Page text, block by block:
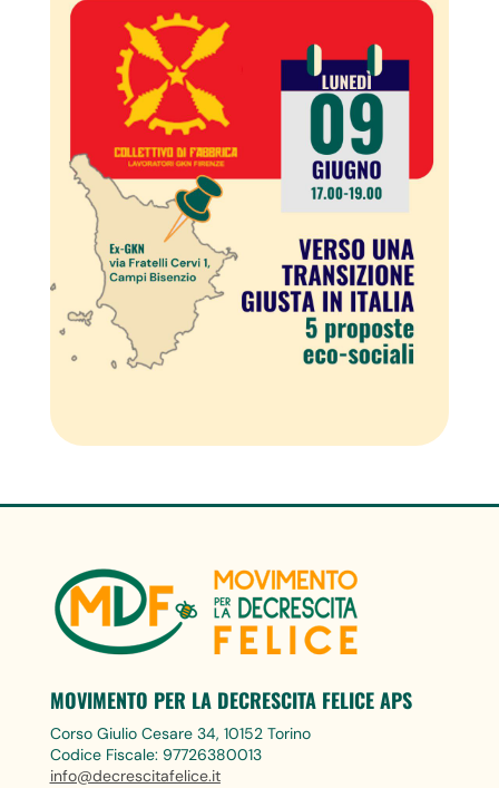
MOVIMENTO PER LA DECRESCITA FELICE APS
Corso Giulio Cesare 34, 10152 Torino
Codice Fiscale: 97726380013
info@decrescitafelice.it